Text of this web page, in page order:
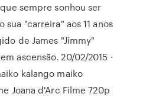
sempre sonhou ser
"carreira" aos 11 anos
de James "Jimmy"
ascensão. 20/02/2015 ·
kalango maiko
Joana d'Arc Filme 720p